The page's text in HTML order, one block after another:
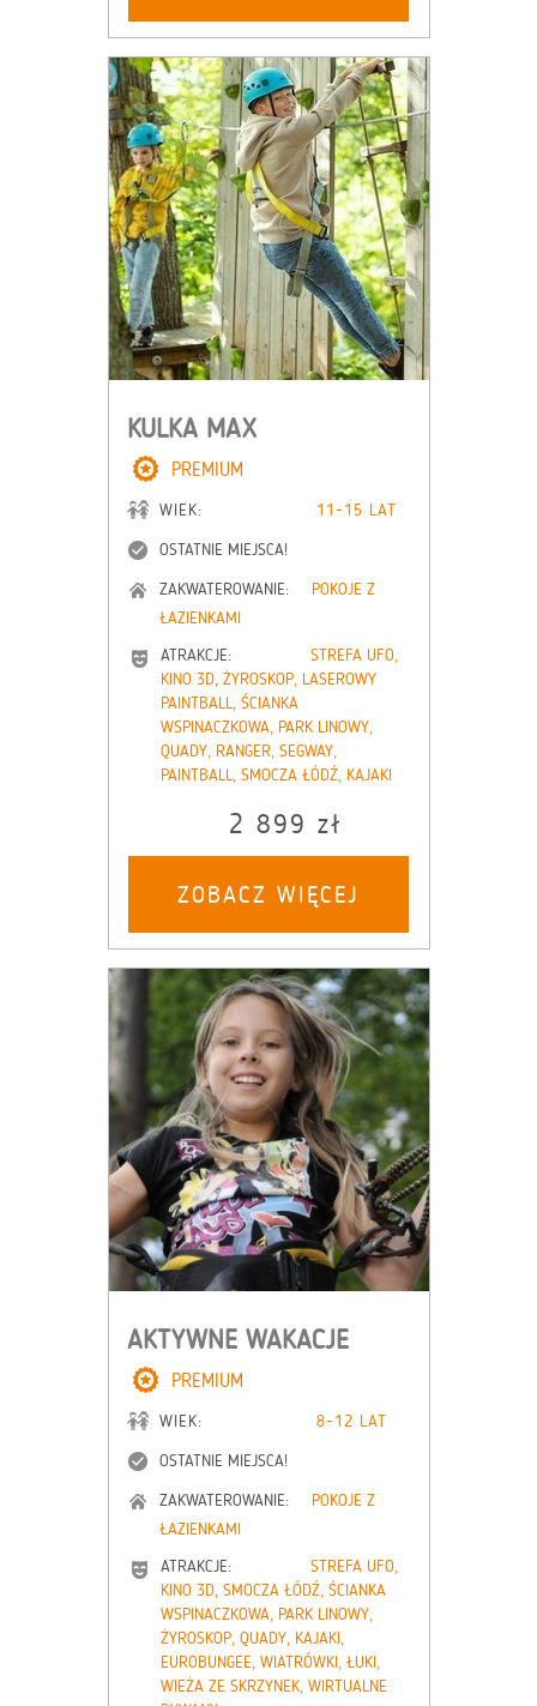
KULKA MAX
PREMIUM
WIEK:
11-15 LAT
OSTATNIE MIEJSCA!
ZAKWATEROWANIE:
POKOJE Z
ŁAZIENKAMI
ATRAKCJE:
STREFA UFO,
KINO 3D, ŻYROSKOP, LASEROWY
PAINTBALL, ŚCIANKA
WSPINACZKOWA, PARK LINOWY,
QUADY, RANGER, SEGWAY,
PAINTBALL, SMOCZA ŁÓDŹ, KAJAKI
2 899 zł
ZOBACZ WIĘCEJ
AKTYWNE WAKACJE
PREMIUM
WIEK:
8-12 LAT
OSTATNIE MIEJSCA!
ZAKWATEROWANIE:
POKOJE Z
ŁAZIENKAMI
ATRAKCJE:
STREFA UFO,
KINO 3D, SMOCZA ŁÓDŹ, ŚCIANKA
WSPINACZKOWA, PARK LINOWY,
ŻYROSKOP, QUADY, KAJAKI,
EUROBUNGEE, WIATRÓWKI, ŁUKI,
WIEŻA ZE SKRZYNEK, WIRTUALNE